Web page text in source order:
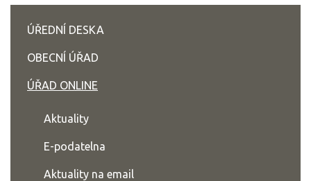
ÚŘEDNÍ DESKA
OBECNÍ ÚŘAD
ÚŘAD ONLINE
Aktuality
E-podatelna
Aktuality na email